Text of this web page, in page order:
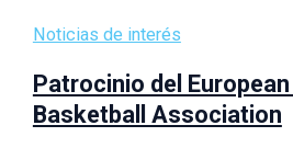
Noticias de interés
Patrocinio del
Basketball Association